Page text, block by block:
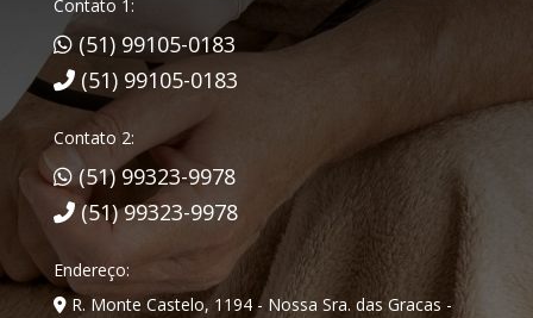
Contato 1:
(51) 99105-0183
(51) 99105-0183
Contato 2:
(51) 99323-9978
(51) 99323-9978
Endereço:
R. Monte Castelo, 1194 - Nossa Sra. das Gracas -